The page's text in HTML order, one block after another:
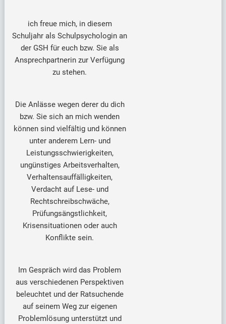
ich freue mich, in diesem
Schuljahr als Schulpsychologin an
der GSH für euch bzw. Sie als
Ansprechpartnerin zur Verfügung
zu stehen.
Die Anlässe wegen derer du dich
bzw. Sie sich an mich wenden
können sind vielfältig und können
unter anderem Lern- und
Leistungsschwierigkeiten,
ungünstiges Arbeitsverhalten,
Verhaltensauffälligkeiten,
Verdacht auf Lese- und
Rechtschreibschwäche,
Prüfungsängstlichkeit,
Krisensituationen oder auch
Konflikte sein.
Im Gespräch wird das Problem
aus verschiedenen Perspektiven
beleuchtet und der Ratsuchende
auf seinem Weg zur eigenen
Problemlösung unterstützt und